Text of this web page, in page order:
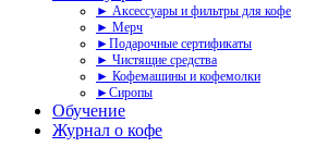
► Аксессуары и фильтры для кофе
► Мерч
►Подарочные сертификаты
► Чистящие средства
► Кофемашины и кофемолки
►Сиропы
Обучение
Журнал о кофе